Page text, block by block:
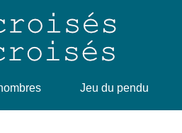
Jeu du pendu